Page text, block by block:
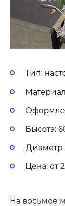
Тип:
Высота:
Диаметр
Цена: от
На восьмое